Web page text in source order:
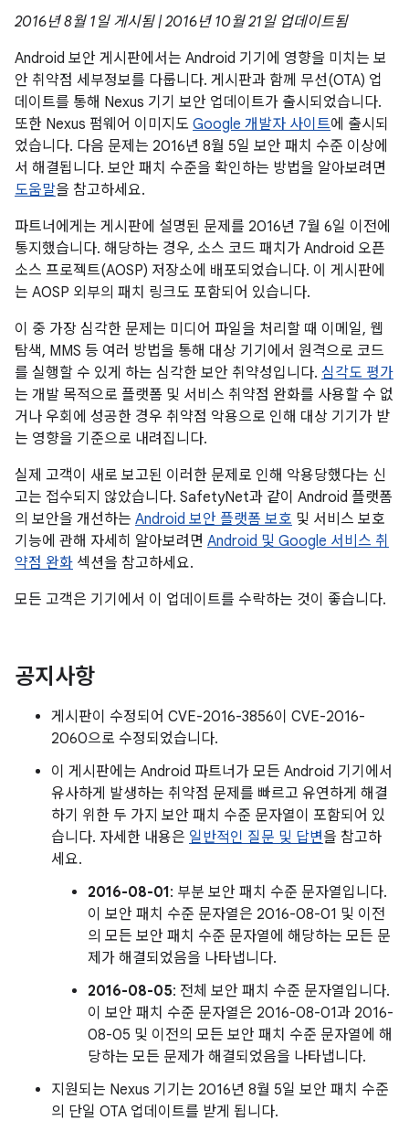
2016년 8월 1일 게시됨 | 2016년 10월 21일 업데이트됨
Android 보안 게시판에서는 Android 기기에 영향을 미치는 보
안 취약점 세부정보를 다룹니다. 게시판과 함께 무선(OTA) 업
데이트를 통해 Nexus 기기 보안 업데이트가 출시되었습니다.
또한 Nexus 펌웨어 이미지도 Google 개발자 사이트에 출시되
었습니다. 다음 문제는 2016년 8월 5일 보안 패치 수준 이상에
서 해결됩니다. 보안 패치 수준을 확인하는 방법을 알아보려면
도움말을 참고하세요.
파트너에게는 게시판에 설명된 문제를 2016년 7월 6일 이전에
통지했습니다. 해당하는 경우, 소스 코드 패치가 Android 오픈
소스 프로젝트(AOSP) 저장소에 배포되었습니다. 이 게시판에
는 AOSP 외부의 패치 링크도 포함되어 있습니다.
이 중 가장 심각한 문제는 미디어 파일을 처리할 때 이메일, 웹
탐색, MMS 등 여러 방법을 통해 대상 기기에서 원격으로 코드
를 실행할 수 있게 하는 심각한 보안 취약성입니다. 심각도 평가
는 개발 목적으로 플랫폼 및 서비스 취약점 완화를 사용할 수 없
거나 우회에 성공한 경우 취약점 악용으로 인해 대상 기기가 받
는 영향을 기준으로 내려집니다.
실제 고객이 새로 보고된 이러한 문제로 인해 악용당했다는 신
고는 접수되지 않았습니다. SafetyNet과 같이 Android 플랫폼
의 보안을 개선하는 Android 보안 플랫폼 보호 및 서비스 보호
기능에 관해 자세히 알아보려면 Android 및 Google 서비스 취
약점 완화 섹션을 참고하세요.
모든 고객은 기기에서 이 업데이트를 수락하는 것이 좋습니다.
공지사항
게시판이 수정되어 CVE-2016-3856이 CVE-2016-
2060으로 수정되었습니다.
이 게시판에는 Android 파트너가 모든 Android 기기에서
유사하게 발생하는 취약점 문제를 빠르고 유연하게 해결
하기 위한 두 가지 보안 패치 수준 문자열이 포함되어 있
습니다. 자세한 내용은 일반적인 질문 및 답변을 참고하
세요.
2016-08-01: 부분 보안 패치 수준 문자열입니다.
이 보안 패치 수준 문자열은 2016-08-01 및 이전
의 모든 보안 패치 수준 문자열에 해당하는 모든 문
제가 해결되었음을 나타냅니다.
2016-08-05: 전체 보안 패치 수준 문자열입니다.
이 보안 패치 수준 문자열은 2016-08-01과 2016-
08-05 및 이전의 모든 보안 패치 수준 문자열에 해
당하는 모든 문제가 해결되었음을 나타냅니다.
지원되는 Nexus 기기는 2016년 8월 5일 보안 패치 수준
의 단일 OTA 업데이트를 받게 됩니다.